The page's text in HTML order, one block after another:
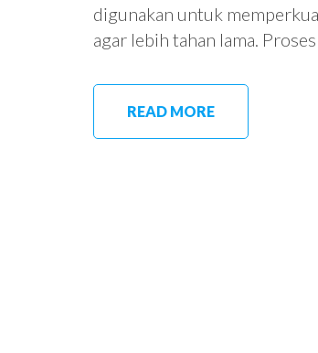
digunakan untuk
agar lebih tahan lama.
READ MORE